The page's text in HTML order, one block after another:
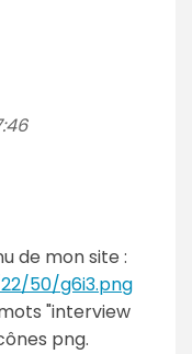
de mon site :
50/g6i3.png
"interview
png.